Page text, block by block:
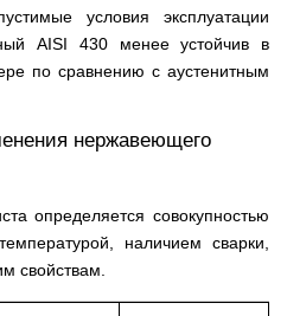
условия эксплуатации
AISI 430 менее устойчив в
по сравнению с аустенитным
нержавеющего
определяется совокупностью
наличием сварки,
свойствам.